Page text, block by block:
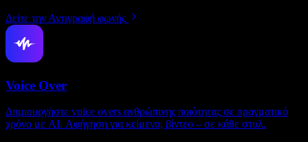
Δείτε την Αντιγραφή φωνής
Voice Over
Δημιουργήστε voice overs ανθρώπινης ποιότητας σε πραγματικό
χρόνο με AI. Αφήγηση για κείμενα, βίντεο – σε κάθε στυλ.